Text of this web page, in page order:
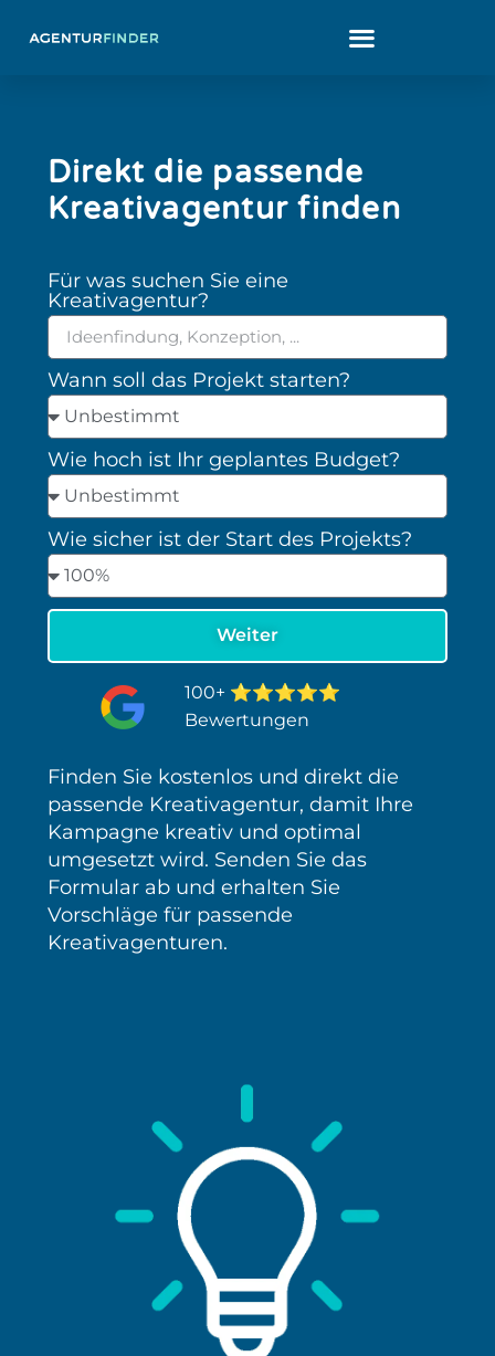
Direkt die passende
Kreativagentur finden
Für was suchen Sie eine
Kreativagentur?
Wann soll das Projekt starten?
Wie hoch ist Ihr geplantes Budget?
Wie sicher ist der Start des Projekts?
100+ ⭐⭐⭐⭐⭐
Bewertungen
Finden Sie kostenlos und direkt die
passende Kreativagentur, damit Ihre
Kampagne kreativ und optimal
umgesetzt wird. Senden Sie das
Formular ab und erhalten Sie
Vorschläge für passende
Kreativagenturen.